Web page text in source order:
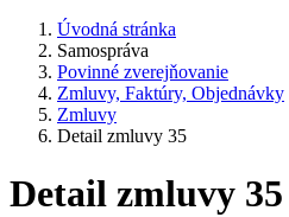
Úvodná stránka
Samospráva
Povinné zverejňovanie
Zmluvy, Faktúry, Objednávky
Zmluvy
Detail zmluvy 35
Detail zmluvy 35